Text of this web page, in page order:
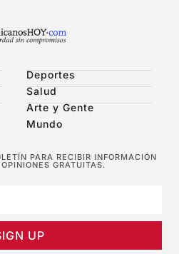
Deportes
Salud
Arte y Gente
Mundo
PARA RECIBIR INFORMACIÓN
GRATUITAS.
UP